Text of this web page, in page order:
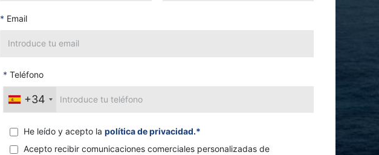
* Email
* Teléfono
+34
He leído y acepto la política de privacidad.*
Acepto recibir comunicaciones comerciales personalizadas de